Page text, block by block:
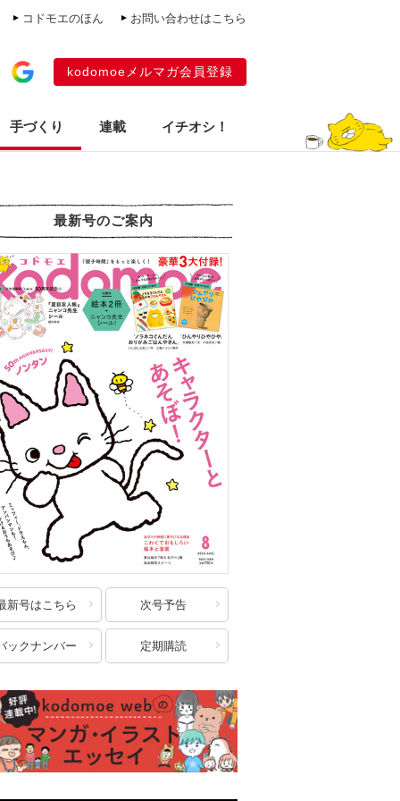
コドモエのほん お問い合わせはこちら
kodomoeメルマガ会員登録
手づくり 連載 イチオシ！
最新号のご案内
新号はこちら 次号予告
ックナンバー 定期購読